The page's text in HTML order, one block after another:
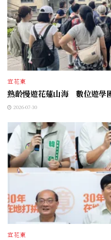
宜花東
熟齡慢遊花蓮山海 數位遊學
2026-07-30
宜花東